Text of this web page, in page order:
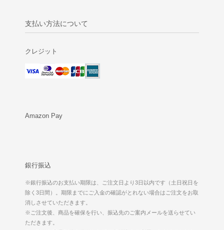
支払い方法について
クレジット
Amazon Pay
銀行振込
※銀行振込のお支払い期限は、ご注文日より3日以内です（土日祝日を
除く3日間）。期限までにご入金の確認がとれない場合はご注文をお取
消しさせていただきます。
※ご注文後、商品を確保を行い、振込先のご案内メールを送らせてい
ただきます。